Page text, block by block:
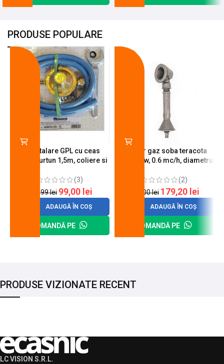
PRODUSE POPULARE
Kit instalare GPL cu ceas
butelie, furtun 1,5m, coliere si
(3)
120,99lei 99,00 lei
ADAUGĂ ÎN COȘ
COMANDĂ PE
Arzator gaz soba teracota
A600, 6 kw, 0.6 mc/h, diametru
(2)
200,00lei 179,20 lei
ADAUGĂ ÎN COȘ
COMANDĂ PE
PRODUSE VIZIONATE RECENT
LC VISION S.R.L.